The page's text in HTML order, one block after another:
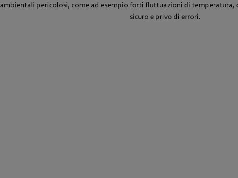
ambientali pericolosi, come ad esempio forti fluttuazioni di temperatura,
sicuro e privo di errori.